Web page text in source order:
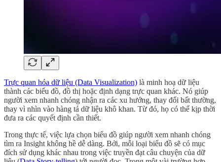
Trực quan hóa dữ liệu (Data Visualization) là minh hoạ dữ liệu
thành các biểu đồ, đồ thị hoặc định dạng trực quan khác. Nó giúp
người xem nhanh chóng nhận ra các xu hướng, thay đổi bất thường,
thay vì nhìn vào hàng tá dữ liệu khô khan. Từ đó, họ có thể kịp thời
đưa ra các quyết định cần thiết.
Trong thực tế, việc lựa chọn biểu đồ giúp người xem nhanh chóng
tìm ra Insight không hề dễ dàng. Bởi, mỗi loại biểu đồ sẽ có mục
đích sử dụng khác nhau trong việc truyền đạt câu chuyện của dữ